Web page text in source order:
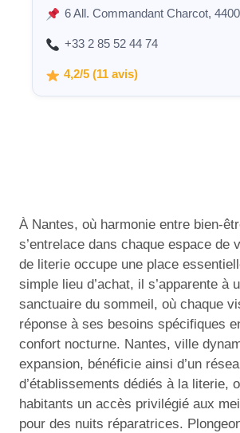
6 All. Commandant Charcot,
+33 2 85 52 44 74
4,2/5 (11 avis)
À Nantes, où harmonie entre bien-
s’entrelace dans chaque espace de
de literie occupe une place
simple lieu d’achat, il s’apparente à
sanctuaire du sommeil, où chaque
réponse à ses besoins spécifiques
confort nocturne. Nantes, ville
expansion, bénéficie ainsi d’un
d’établissements dédiés à la literie,
habitants un accès privilégié aux
pour des nuits réparatrices.